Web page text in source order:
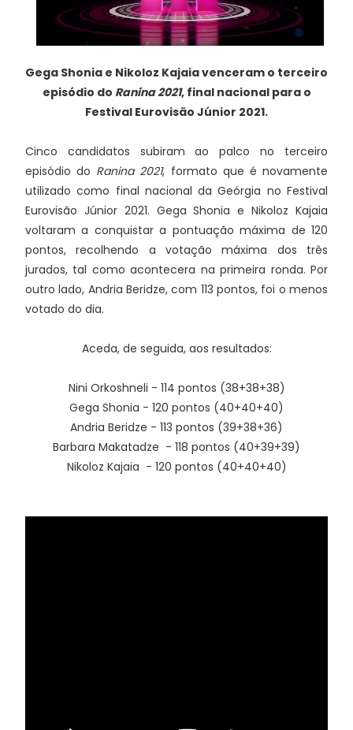
Gega Shonia e Nikoloz Kajaia venceram o terceiro
episódio do Ranina 2021, final nacional para o
Festival Eurovisão Júnior 2021.
Cinco candidatos subiram ao palco no terceiro
episódio do Ranina 2021, formato que é novamente
utilizado como final nacional da Geórgia no Festival
Eurovisão Júnior 2021. Gega Shonia e Nikoloz Kajaia
voltaram a conquistar a pontuação máxima de 120
pontos, recolhendo a votação máxima dos três
jurados, tal como acontecera na primeira ronda. Por
outro lado, Andria Beridze, com 113 pontos, foi o menos
votado do dia.
Aceda, de seguida, aos resultados:
Nini Orkoshneli - 114 pontos (38+38+38)
Gega Shonia - 120 pontos (40+40+40)
Andria Beridze - 113 pontos (39+38+36)
Barbara Makatadze - 118 pontos (40+39+39)
Nikoloz Kajaia - 120 pontos (40+40+40)